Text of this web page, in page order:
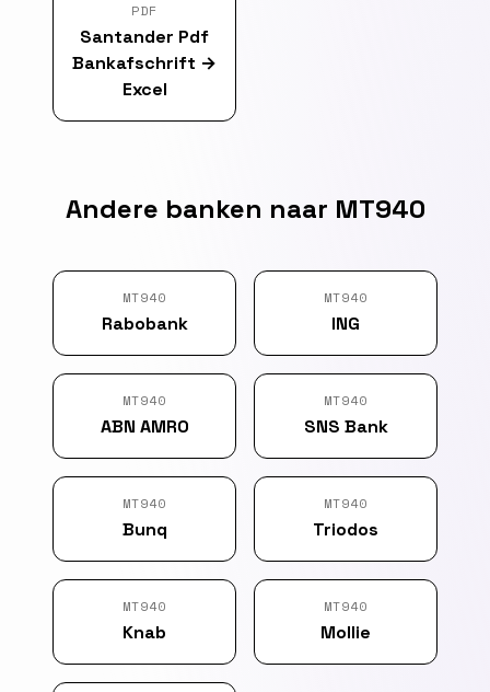
PDF
Santander Pdf
Bankafschrift →
Excel
Andere banken naar MT940
MT940
Rabobank
MT940
ING
MT940
ABN AMRO
MT940
SNS Bank
MT940
Bunq
MT940
Triodos
MT940
Knab
MT940
Mollie